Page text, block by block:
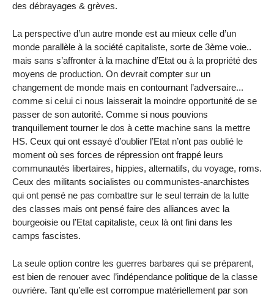
des débrayages & grèves.
La perspective d’un autre monde est au mieux celle d’un
monde parallèle à la société capitaliste, sorte de 3ème voie..
mais sans s’affronter à la machine d’Etat ou à la propriété des
moyens de production. On devrait compter sur un
changement de monde mais en contournant l’adversaire...
comme si celui ci nous laisserait la moindre opportunité de se
passer de son autorité. Comme si nous pouvions
tranquillement tourner le dos à cette machine sans la mettre
HS. Ceux qui ont essayé d’oublier l’Etat n’ont pas oublié le
moment où ses forces de répression ont frappé leurs
communautés libertaires, hippies, alternatifs, du voyage, roms.
Ceux des militants socialistes ou communistes-anarchistes
qui ont pensé ne pas combattre sur le seul terrain de la lutte
des classes mais ont pensé faire des alliances avec la
bourgeoisie ou l’Etat capitaliste, ceux là ont fini dans les
camps fascistes.
La seule option contre les guerres barbares qui se préparent,
est bien de renouer avec l’indépendance politique de la classe
ouvrière. Tant qu’elle est corrompue matériellement par son